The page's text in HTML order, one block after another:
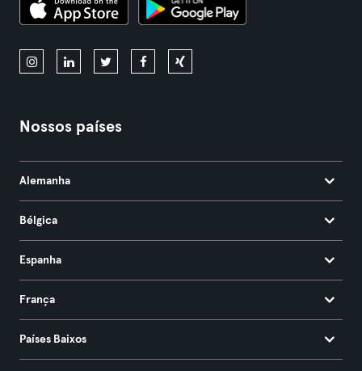
Nossos países
Alemanha
Bélgica
Espanha
França
Países Baixos